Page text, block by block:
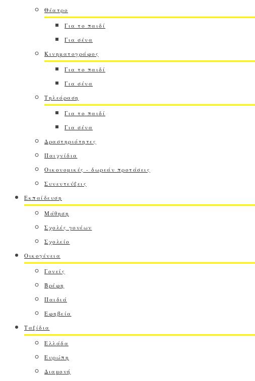
Θέατρο
Για το παιδί
Για σένα
Κινηματογράφος
Για το παιδί
Για σένα
Τηλεόραση
Για το παιδί
Για σένα
Δραστηριότητες
Παιχνίδια
Οικονομικές - δωρεάν προτάσεις
Συνεντεύξεις
Εκπαίδευση
Μάθηση
Σχολές γονέων
Σχολείο
Οικογένεια
Γονείς
Βρέφη
Παιδιά
Εφηβεία
Ταξίδια
Ελλάδα
Ευρώπη
Διαμονή